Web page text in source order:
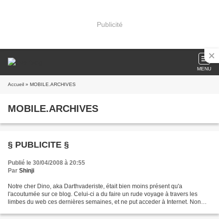
Publicité
MENU
Accueil » MOBILE.ARCHIVES
MOBILE.ARCHIVES
§ PUBLICITE §
Publié le 30/04/2008 à 20:55
Par Shinji
Notre cher Dino, aka Darthvaderiste, était bien moins présent qu'a
l'acoutumée sur ce blog. Celui-ci a du faire un rude voyage à travers les
limbes du web ces dernières semaines, et ne put acceder à Internet. Non